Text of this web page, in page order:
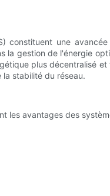
constituent une
gestion de l'énergie
plus décentralisé
stabilité du réseau.